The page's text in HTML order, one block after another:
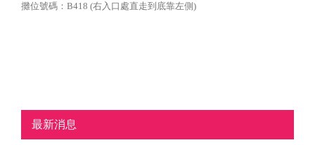
攤位號碼：B418 (右入口處直走到底靠左側)
最新消息